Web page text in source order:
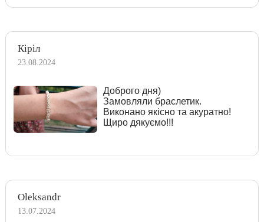
Кіріл
23.08.2024
Доброго дня)
Замовляли браслетик.
Виконано якісно та акуратно!
Щиро дякуємо!!!
Oleksandr
13.07.2024